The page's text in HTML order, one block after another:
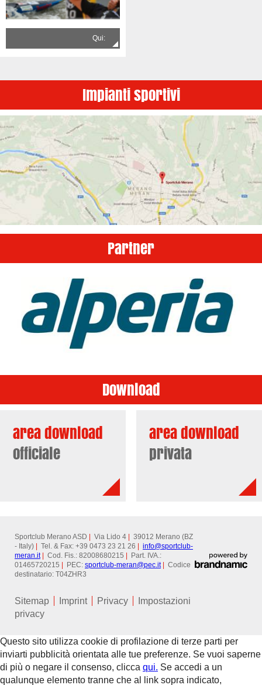
Qui:
Impianti sportivi
Partner
Download
area download
officiale
area download
privata
Sportclub Merano ASD Via Lido 4
39012 Merano (BZ
- Italy)
Tel. & Fax: +39 0473 23 21 26 info@sportclub-
meran.it
Cod. Fis.: 82008680215
Part. IVA.:
01465720215
PEC: sportclub-meran@pec.it
Codice
destinatario: T04ZHR3
Sitemap Imprint Privacy
Impostazioni
privacy
Questo sito utilizza cookie di profilazione di terze parti per
inviarti pubblicità orientata alle tue preferenze. Se vuoi saperne
di più o negare il consenso, clicca qui. Se accedi a un
qualunque elemento tranne che al link sopra indicato,